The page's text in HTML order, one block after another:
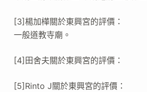
[3]楊加樺關於東興宮的評價：
一般道教寺廟。
[4]田舍夫關於東興宮的評價：
[5]Rinto J關於東興宮的評價：